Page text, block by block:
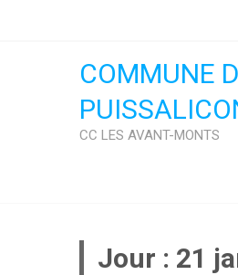
COMMUNE
CC LES AVANT-MONTS
Jour : 21